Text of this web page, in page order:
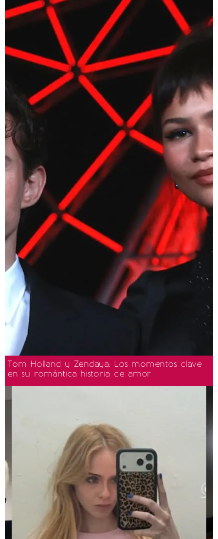
Tom Holland y Zendaya: Los momentos clave
en su romántica historia de amor